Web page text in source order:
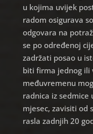
u kojima uvijek
radom osigurava
odgovara na
se po određenoj
zadržati posao u
biti firma jednog ili
međuvremenu
radnica iz sedmice
mjesec, zavisiti od
rasla zadnjih 20